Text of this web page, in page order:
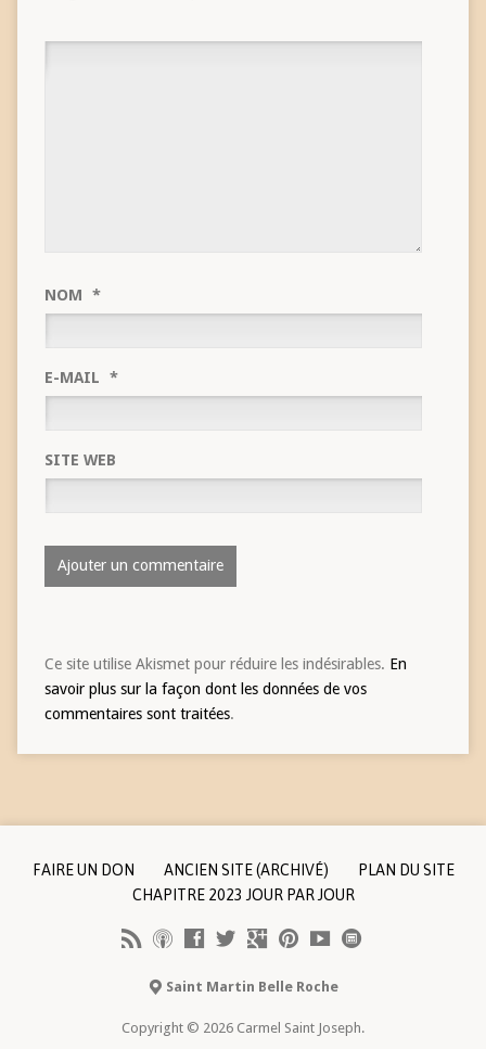
NOM *
E-MAIL *
SITE WEB
Ce site utilise Akismet pour réduire les indésirables. En
savoir plus sur la façon dont les données de vos
commentaires sont traitées.
FAIRE UN DON ANCIEN SITE (ARCHIVÉ)
PLAN DU SITE
CHAPITRE 2023 JOUR PAR JOUR
Saint Martin Belle Roche
Copyright © 2026 Carmel Saint Joseph.